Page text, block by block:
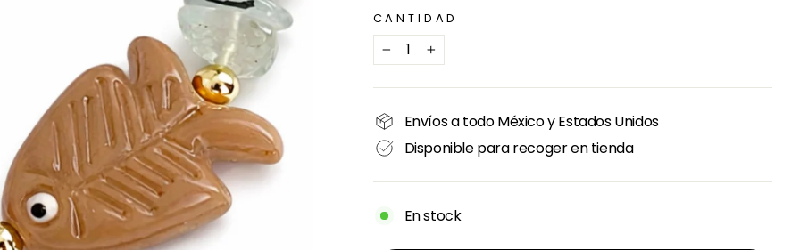
CANTIDAD
− +
Envíos a todo México y Estados Unidos
Disponible para recoger en tienda
En stock